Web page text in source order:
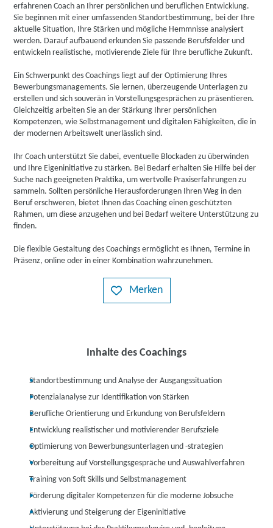
erfahrenen Coach an Ihrer persönlichen und beruflichen Entwicklung.
Sie beginnen mit einer umfassenden Standortbestimmung, bei der Ihre
aktuelle Situation, Ihre Stärken und mögliche Hemmnisse analysiert
werden. Darauf aufbauend erkunden Sie passende Berufsfelder und
entwickeln realistische, motivierende Ziele für Ihre berufliche Zukunft.
Ein Schwerpunkt des Coachings liegt auf der Optimierung Ihres
Bewerbungsmanagements. Sie lernen, überzeugende Unterlagen zu
erstellen und sich souverän in Vorstellungsgesprächen zu präsentieren.
Gleichzeitig arbeiten Sie an der Stärkung Ihrer persönlichen
Kompetenzen, wie Selbstmanagement und digitalen Fähigkeiten, die in
der modernen Arbeitswelt unerlässlich sind.
Ihr Coach unterstützt Sie dabei, eventuelle Blockaden zu überwinden
und Ihre Eigeninitiative zu stärken. Bei Bedarf erhalten Sie Hilfe bei der
Suche nach geeigneten Praktika, um wertvolle Praxiserfahrungen zu
sammeln. Sollten persönliche Herausforderungen Ihren Weg in den
Beruf erschweren, bietet Ihnen das Coaching einen geschützten
Rahmen, um diese anzugehen und bei Bedarf weitere Unterstützung zu
finden.
Die flexible Gestaltung des Coachings ermöglicht es Ihnen, Termine in
Präsenz, online oder in einer Kombination wahrzunehmen.
Merken
Inhalte des Coachings
Standortbestimmung und Analyse der Ausgangssituation
Potenzialanalyse zur Identifikation von Stärken
Berufliche Orientierung und Erkundung von Berufsfeldern
Entwicklung realistischer und motivierender Berufsziele
Optimierung von Bewerbungsunterlagen und -strategien
Vorbereitung auf Vorstellungsgespräche und Auswahlverfahren
Training von Soft Skills und Selbstmanagement
Förderung digitaler Kompetenzen für die moderne Jobsuche
Aktivierung und Steigerung der Eigeninitiative